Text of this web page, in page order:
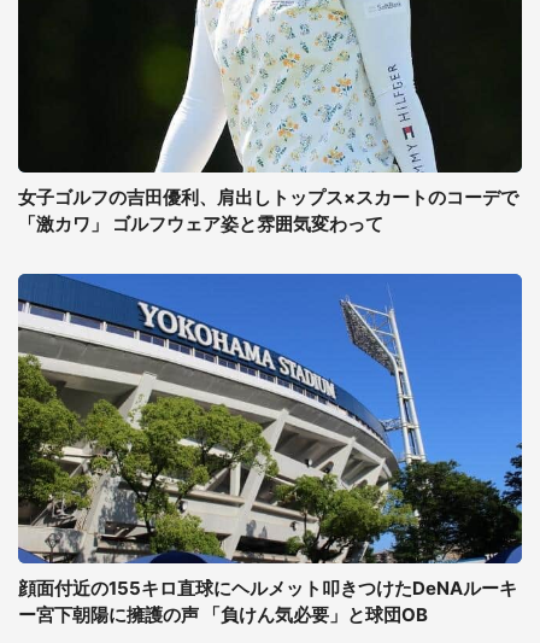
女子ゴルフの吉田優利、肩出しトップス×スカートのコーデで
「激カワ」 ゴルフウェア姿と雰囲気変わって
顔面付近の155キロ直球にヘルメット叩きつけたDeNAルーキ
ー宮下朝陽に擁護の声 「負けん気必要」と球団OB